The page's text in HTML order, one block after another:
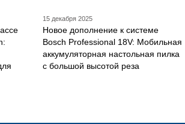
15 декабря 2025
Новое дополнение к системе
Bosch Professional 18V: Мобильная
аккумуляторная настольная пилка
с большой высотой реза